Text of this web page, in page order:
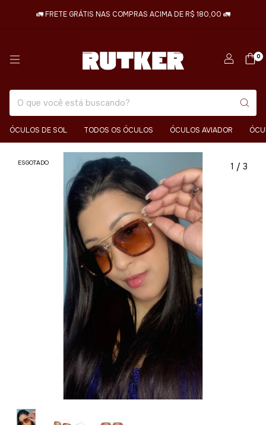
🚛 FRETE GRÁTIS NAS COMPRAS ACIMA DE R$ 180,00 🚛
0
ÓCULOS DE SOL TODOS OS ÓCULOS ÓCULOS AVIADOR
ESGOTADO 1 / 3